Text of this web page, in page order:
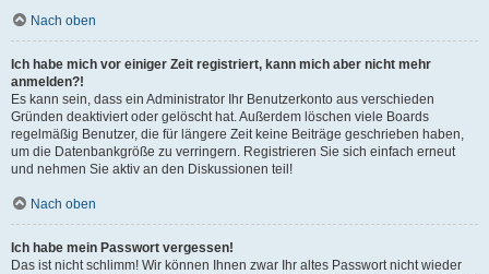
Nach oben
Ich habe mich vor einiger Zeit registriert, kann mich aber nicht mehr
anmelden?!
Es kann sein, dass ein Administrator Ihr Benutzerkonto aus verschieden
Gründen deaktiviert oder gelöscht hat. Außerdem löschen viele Boards
regelmäßig Benutzer, die für längere Zeit keine Beiträge geschrieben haben,
um die Datenbankgröße zu verringern. Registrieren Sie sich einfach erneut
und nehmen Sie aktiv an den Diskussionen teil!
Nach oben
Ich habe mein Passwort vergessen!
Das ist nicht schlimm! Wir können Ihnen zwar Ihr altes Passwort nicht wieder